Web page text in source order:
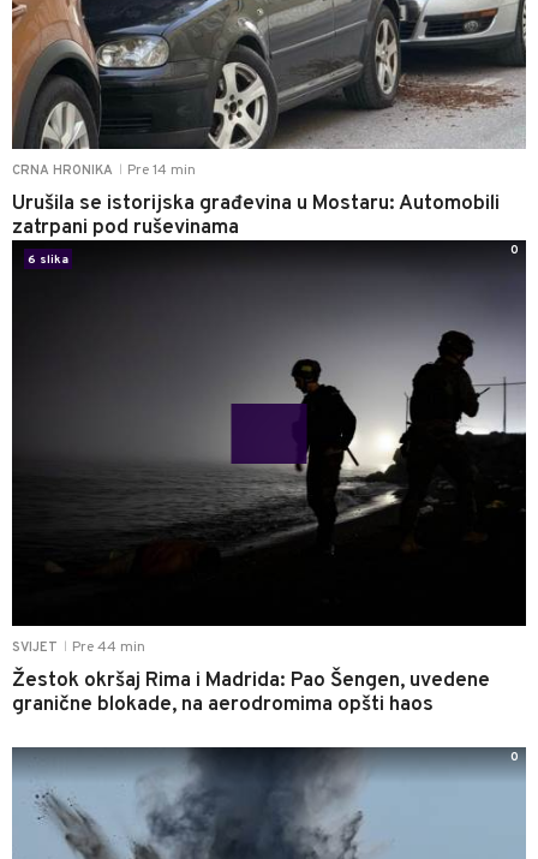
CRNA HRONIKA Pre 14 min
Urušila se istorijska građevina u Mostaru: Automobili
zatrpani pod ruševinama
SVIJET Pre 44 min
Žestok okršaj Rima i Madrida: Pao Šengen, uvedene
granične blokade, na aerodromima opšti haos
6 slika
0
0